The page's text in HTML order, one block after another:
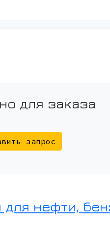
для заказа
запрос
для нефти,